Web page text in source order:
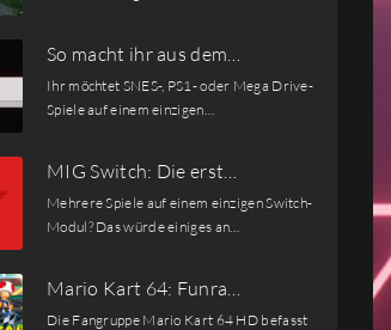
So macht ihr aus dem…
Ihr möchtet SNES-, PS1- oder Mega Drive-
Spiele auf einem einzigen…
MIG Switch: Die erst…
Mehrere Spiele auf einem einzigen Switch-
Modul? Das würde einiges an…
Mario Kart 64: Funra…
Die Fangruppe Mario Kart 64 HD befasst